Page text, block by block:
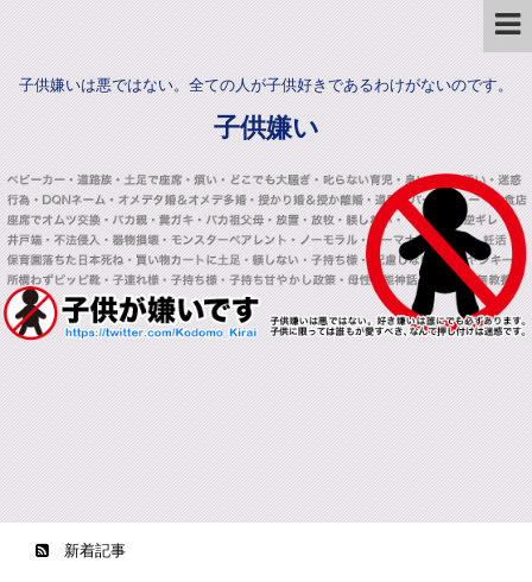
子供嫌いは悪ではない。全ての人が子供好きであるわけがないのです。
子供嫌い
新着記事